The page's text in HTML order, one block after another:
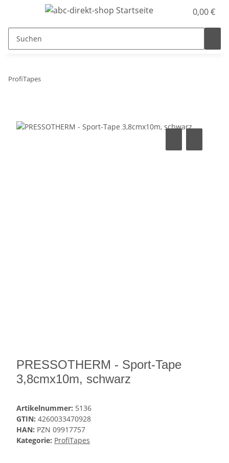
0,00 €
ProfiTapes
PRESSOTHERM - Sport-Tape
3,8cmx10m, schwarz
Artikelnummer: 5136
GTIN: 4260033470928
HAN: PZN 09917757
Kategorie: ProfiTapes